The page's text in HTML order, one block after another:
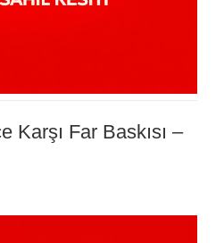
Karşı Far Baskısı –